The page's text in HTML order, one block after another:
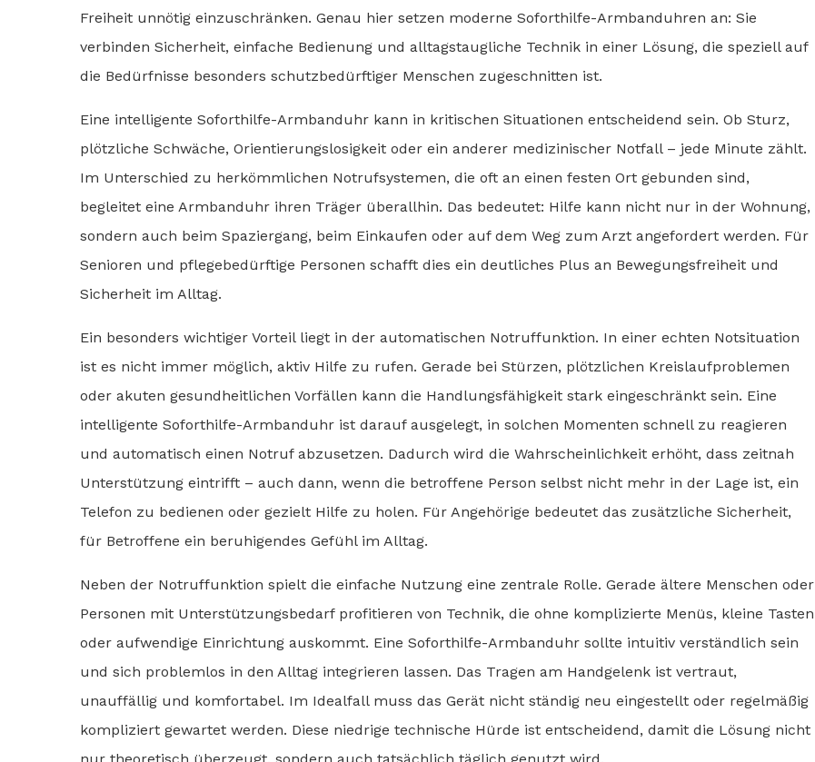
Freiheit unnötig einzuschränken. Genau hier setzen moderne Soforthilfe-Armbanduhren an: Sie
verbinden Sicherheit, einfache Bedienung und alltagstaugliche Technik in einer Lösung, die speziell auf
die Bedürfnisse besonders schutzbedürftiger Menschen zugeschnitten ist.
Eine intelligente Soforthilfe-Armbanduhr kann in kritischen Situationen entscheidend sein. Ob Sturz,
plötzliche Schwäche, Orientierungslosigkeit oder ein anderer medizinischer Notfall – jede Minute zählt.
Im Unterschied zu herkömmlichen Notrufsystemen, die oft an einen festen Ort gebunden sind,
begleitet eine Armbanduhr ihren Träger überallhin. Das bedeutet: Hilfe kann nicht nur in der Wohnung,
sondern auch beim Spaziergang, beim Einkaufen oder auf dem Weg zum Arzt angefordert werden. Für
Senioren und pflegebedürftige Personen schafft dies ein deutliches Plus an Bewegungsfreiheit und
Sicherheit im Alltag.
Ein besonders wichtiger Vorteil liegt in der automatischen Notruffunktion. In einer echten Notsituation
ist es nicht immer möglich, aktiv Hilfe zu rufen. Gerade bei Stürzen, plötzlichen Kreislaufproblemen
oder akuten gesundheitlichen Vorfällen kann die Handlungsfähigkeit stark eingeschränkt sein. Eine
intelligente Soforthilfe-Armbanduhr ist darauf ausgelegt, in solchen Momenten schnell zu reagieren
und automatisch einen Notruf abzusetzen. Dadurch wird die Wahrscheinlichkeit erhöht, dass zeitnah
Unterstützung eintrifft – auch dann, wenn die betroffene Person selbst nicht mehr in der Lage ist, ein
Telefon zu bedienen oder gezielt Hilfe zu holen. Für Angehörige bedeutet das zusätzliche Sicherheit,
für Betroffene ein beruhigendes Gefühl im Alltag.
Neben der Notruffunktion spielt die einfache Nutzung eine zentrale Rolle. Gerade ältere Menschen oder
Personen mit Unterstützungsbedarf profitieren von Technik, die ohne komplizierte Menüs, kleine Tasten
oder aufwendige Einrichtung auskommt. Eine Soforthilfe-Armbanduhr sollte intuitiv verständlich sein
und sich problemlos in den Alltag integrieren lassen. Das Tragen am Handgelenk ist vertraut,
unauffällig und komfortabel. Im Idealfall muss das Gerät nicht ständig neu eingestellt oder regelmäßig
kompliziert gewartet werden. Diese niedrige technische Hürde ist entscheidend, damit die Lösung nicht
nur theoretisch überzeugt, sondern auch tatsächlich täglich genutzt wird.